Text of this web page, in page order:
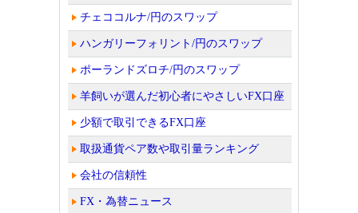
チェココルナ/円のスワップ
ハンガリーフォリント/円のスワップ
ポーランドズロチ/円のスワップ
羊飼いが選んだ初心者にやさしいFX口座
少額で取引できるFX口座
取扱通貨ペア数や取引量ランキング
会社の信頼性
FX・為替ニュース